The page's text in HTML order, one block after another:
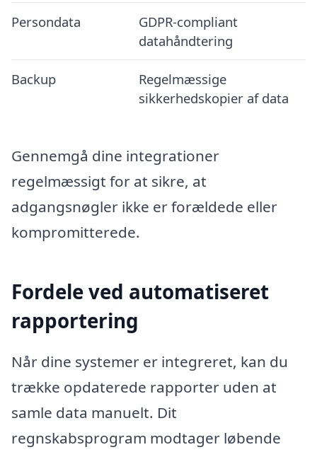
Persondata
GDPR-compliant
datahåndtering
Backup
Regelmæssige
sikkerhedskopier af data
Gennemgå dine integrationer
regelmæssigt for at sikre, at
adgangsnøgler ikke er forældede eller
kompromitterede.
Fordele ved automatiseret
rapportering
Når dine systemer er integreret, kan du
trække opdaterede rapporter uden at
samle data manuelt. Dit
regnskabsprogram modtager løbende